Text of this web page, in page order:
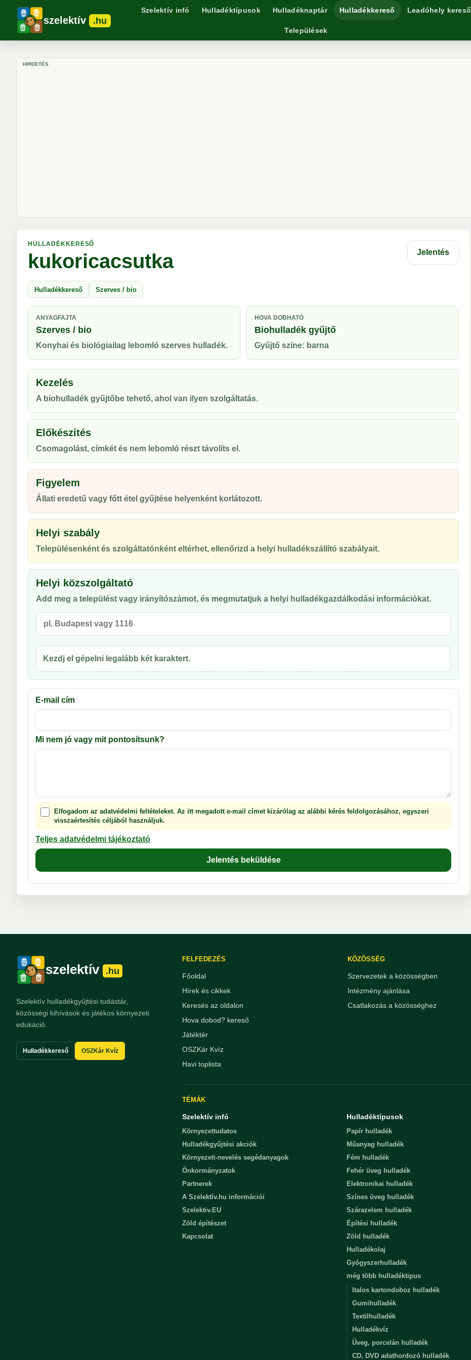
szelektív .hu
Szelektív infó Hulladéktípusok Hulladéknaptár Hulladékkereső Leadóhely kereső
Települések
HIRDETÉS
HULLADÉKKERESŐ
kukoricacsutka Jelentés
Hulladékkereső Szerves / bio
ANYAGFAJTA
Szerves / bio
Konyhai és biológiailag lebomló szerves hulladék.
HOVA DOBHATÓ
Biohulladék gyűjtő
Gyűjtő színe: barna
Kezelés
A biohulladék gyűjtőbe tehető, ahol van ilyen szolgáltatás.
Előkészítés
Csomagolást, címkét és nem lebomló részt távolíts el.
Figyelem
Állati eredetű vagy főtt étel gyűjtése helyenként korlátozott.
Helyi szabály
Településenként és szolgáltatónként eltérhet, ellenőrizd a helyi hulladékszállító szabályait.
Helyi közszolgáltató
Add meg a települést vagy irányítószámot, és megmutatjuk a helyi hulladékgazdálkodási információkat.
Kezdj el gépelni legalább két karaktert.
E-mail cím
Mi nem jó vagy mit pontosítsunk?
Elfogadom az adatvédelmi feltételeket. Az itt megadott e-mail címet kizárólag az alábbi kérés feldolgozásához, egyszeri
visszaértesítés céljából használjuk.
Teljes adatvédelmi tájékoztató
Jelentés beküldése
szelektív .hu
Szelektív hulladékgyűjtési tudástár,
közösségi kihívások és játékos környezeti
edukáció.
Hulladékkereső OSZKár Kvíz
FELFEDEZÉS
Főoldal
Hírek és cikkek
Keresés az oldalon
Hova dobod? kereső
Játéktér
OSZKár Kvíz
Havi toplista
KÖZÖSSÉG
Szervezetek a közösségben
Intézmény ajánlása
Csatlakozás a közösséghez
TÉMÁK
Szelektív infó
Környezettudatos
Hulladékgyűjtési akciók
Környezeti-nevelés segédanyagok
Önkormányzatok
Partnerek
A Szelektív.hu információi
Szelektiv.EU
Zöld építészet
Kapcsolat
Hulladéktípusok
Papír hulladék
Műanyag hulladék
Fém hulladék
Fehér üveg hulladék
Elektronikai hulladék
Színes üveg hulladék
Szárazelem hulladék
Építési hulladék
Zöld hulladék
Hulladékolaj
Gyógyszerhulladék
még több hulladéktipus
Italos kartondoboz hulladék
Gumihulladék
Textilhulladék
Hulladékvíz
Üveg, porcelán hulladék
CD, DVD adathordozó hulladék